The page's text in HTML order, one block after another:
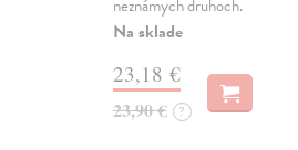
neznámych druhoch.
Na sklade
23,18 €
23,90 € ?